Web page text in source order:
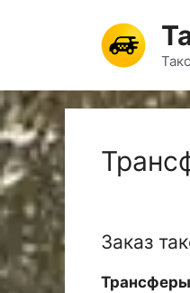
содержимому
Заказ